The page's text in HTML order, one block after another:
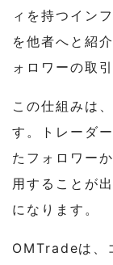
ィを持つイン
を他者へと紹
ォロワーの取
この仕組みは
す。トレーダ
たフォロワー
用することが
になります。
OMTradeは、